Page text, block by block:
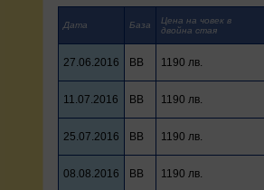
Дата База
Цена на човек в
двойна стая
27.06.2016 BB 1190 лв.
11.07.2016 BB 1190 лв.
25.07.2016 BB 1190 лв.
08.08.2016 BB 1190 лв.